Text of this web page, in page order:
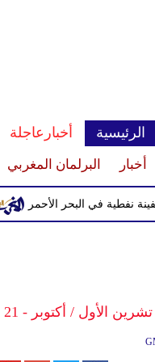
الرئيسية أخبارعاجلة
أخبار البرلمان المغربي
في البحر الأحمر